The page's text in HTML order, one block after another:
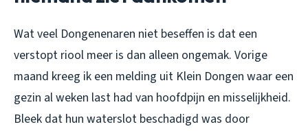
Wat veel Dongenenaren niet beseffen is dat een
verstopt riool meer is dan alleen ongemak. Vorige
maand kreeg ik een melding uit Klein Dongen waar een
gezin al weken last had van hoofdpijn en misselijkheid.
Bleek dat hun waterslot beschadigd was door